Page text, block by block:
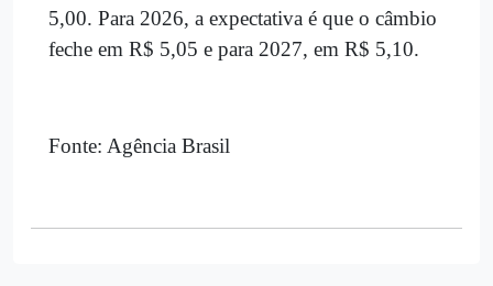
5,00. Para 2026, a expectativa é que o câmbio
feche em R$ 5,05 e para 2027, em R$ 5,10.
Fonte: Agência Brasil